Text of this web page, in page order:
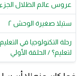
عروس عالم الظلال الجزء
ستيلا صغيرة الوحش ٢
رحلة التكنولوجيا في
لتعليم؟ / الحلقة الأولي